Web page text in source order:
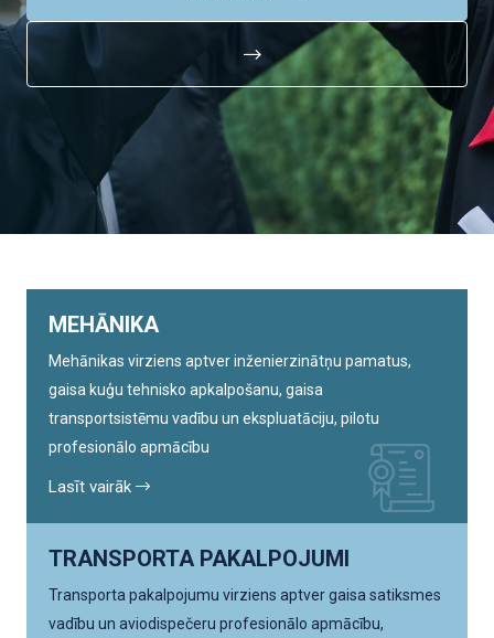
MEHĀNIKA
Mehānikas virziens aptver inženierzinātņu pamatus,
gaisa kuģu tehnisko apkalpošanu, gaisa
transportsistēmu vadību un ekspluatāciju, pilotu
profesionālo apmācību
Lasīt vairāk
TRANSPORTA PAKALPOJUMI
Transporta pakalpojumu virziens aptver gaisa satiksmes
vadību un aviodispečeru profesionālo apmācību,